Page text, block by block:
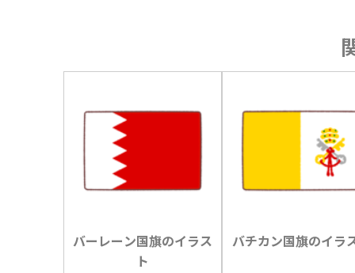
バーレーン国旗のイラス
ト
バチカン国旗のイラ